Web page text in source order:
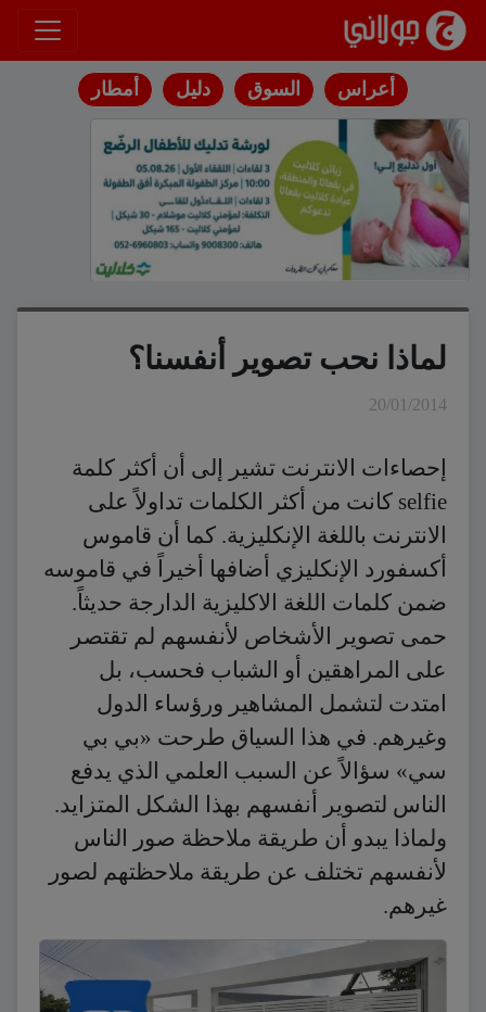
انتقل إلى المحتوى
أعراس السوق دليل أمطار
لماذا نحب تصوير أنفسنا؟
20/01/2014
إحصاءات الانترنت تشير إلى أن أكثر كلمة
selfie كانت من أكثر الكلمات تداولاً على
الانترنت باللغة الإنكليزية. كما أن قاموس
أكسفورد الإنكليزي أضافها أخيراً في قاموسه
ضمن كلمات اللغة الاكليزية الدارجة حديثاً.
حمى تصوير الأشخاص لأنفسهم لم تقتصر
على المراهقين أو الشباب فحسب، بل
امتدت لتشمل المشاهير ورؤساء الدول
وغيرهم. في هذا السياق طرحت «بي بي
سي» سؤالاً عن السبب العلمي الذي يدفع
الناس لتصوير أنفسهم بهذا الشكل المتزايد.
ولماذا يبدو أن طريقة ملاحظة صور الناس
لأنفسهم تختلف عن طريقة ملاحظتهم لصور
غيرهم.